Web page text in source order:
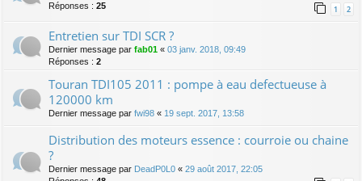
Réponses : 25 1 2
Entretien sur TDI SCR ?
Dernier message par fab01 « 03 janv. 2018, 09:49
Réponses : 2
Touran TDI105 2011 : pompe à eau defectueuse à
120000 km
Dernier message par fwi98 « 19 sept. 2017, 13:58
Distribution des moteurs essence : courroie ou chaine
?
Dernier message par DeadP0L0 « 29 août 2017, 22:05